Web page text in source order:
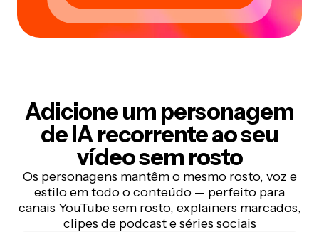
Adicione um personagem
de IA recorrente ao seu
vídeo sem rosto
Os personagens mantêm o mesmo rosto, voz e
estilo em todo o conteúdo — perfeito para
canais YouTube sem rosto, explainers marcados,
clipes de podcast e séries sociais